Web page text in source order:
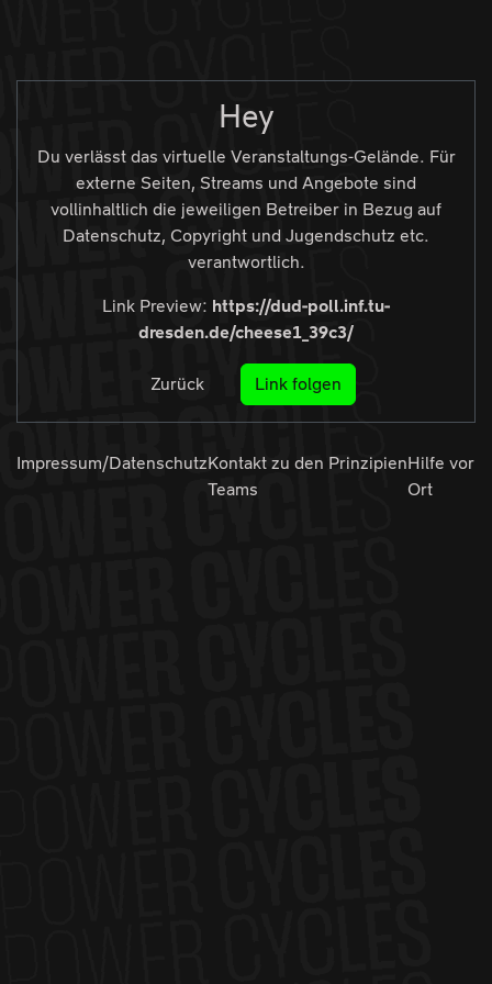
Hey
Du verlässt das virtuelle Veranstaltungs-Gelände. Für
externe Seiten, Streams und Angebote sind
vollinhaltlich die jeweiligen Betreiber in Bezug auf
Datenschutz, Copyright und Jugendschutz etc.
verantwortlich.
Link Preview: https://dud-poll.inf.tu-
dresden.de/cheese1_39c3/
Zurück Link folgen
Impressum/DatenschutzKontakt zu den
Teams
PrinzipienHilfe vor
Ort